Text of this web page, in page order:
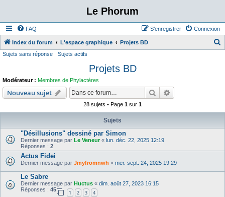
Le Phorum
FAQ Connexion
S’enregistrer
Index du forum L'espace graphique Projets BD
c
r
Sujets sans réponse Sujets actifs
Projets BD
Modérateur : Membres de Phylactères
Nouveau sujet Rechercher
28 sujets • Page 1 sur 1
Sujets
"Désillusions" dessiné par Simon
Dernier message par Le Veneur« lun. déc. 22, 2025 12:19
Réponses : 2
Actus Fidei
Dernier message par Jmyfromnwh « mer. sept. 24, 2025 19:29
Le Sabre
Dernier message par Huctus « dim. août 27, 2023 16:15
Réponses : 45
1 2 3 4